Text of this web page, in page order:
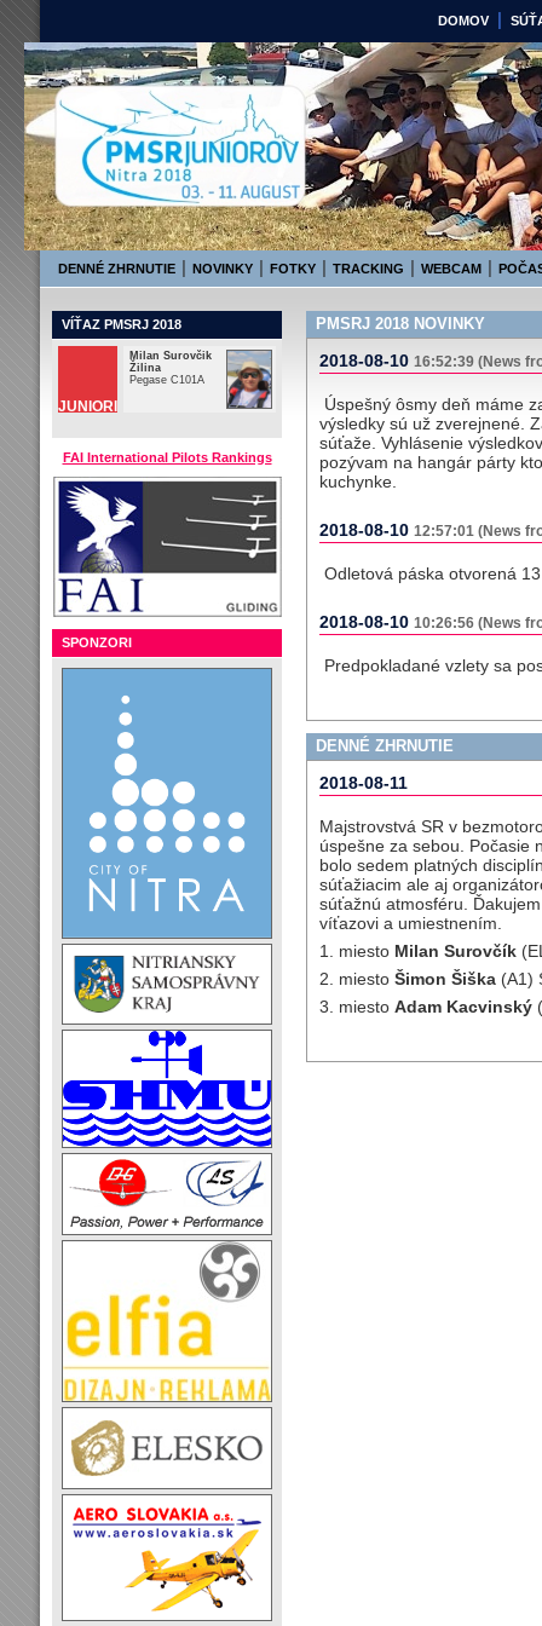
DOMOV |
PMSRj 2018
3. August - 11. August
DENNÉ ZHRNUTIE | NOVINKY | FOTKY | TRACKING | WEBCAM |
VÍŤAZ PMSRJ 2018
JUNIORI
Milan Surovčik
Žilina
Pegase C101A
FAI International Pilots Rankings
SPONZORI
PMSRJ 2018 NOVINKY
2018-08-10 16:52:39 (News
Úspešný ôsmy deň máme
výsledky sú už zverejnené.
súťaže. Vyhlásenie
pozývam na hangár párty
kuchynke.
2018-08-10 12:57:01 (News
Odletová páska otvorená
2018-08-10 10:26:56 (News
Predpokladané vzlety sa
DENNÉ ZHRNUTIE
2018-08-11
Majstrovstvá SR v
úspešne za sebou. Počasie
bolo sedem platných
súťažiacim ale aj
súťažnú atmosféru.
víťazovi a umiestnením.
1. miesto Milan Surovčík
2. miesto Šimon Šiška (A1)
3. miesto Adam Kacvinský